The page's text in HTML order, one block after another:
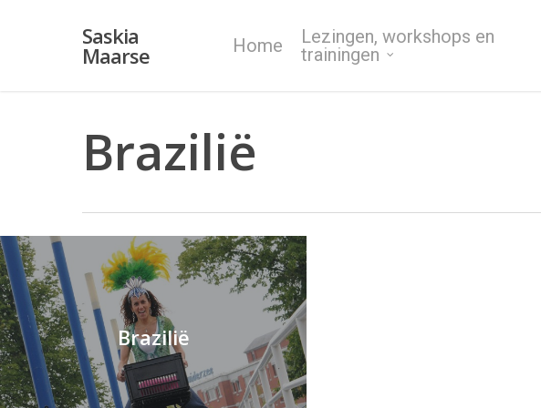
Saskia
Maarse Home
Lezingen, workshops en
trainingen
Brazilië
Brazilië